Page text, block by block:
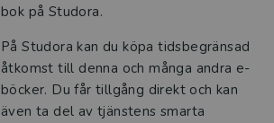
bok på Studora.
På Studora kan du köpa tidsbegränsad
åtkomst till denna och många andra e-
böcker. Du får tillgång direkt och kan
även ta del av tjänstens smarta